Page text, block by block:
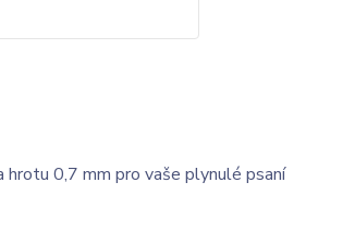
hrotu 0,7 mm pro vaše plynulé psaní